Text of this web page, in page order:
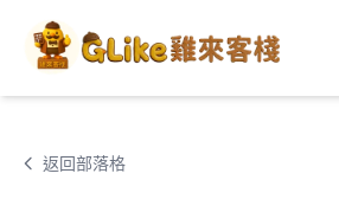
返回部落格